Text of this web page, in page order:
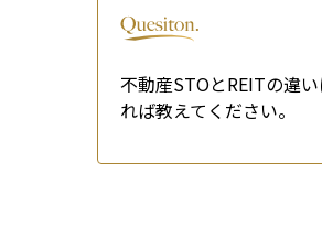
不動産STOとREITの違
れば教えてください。